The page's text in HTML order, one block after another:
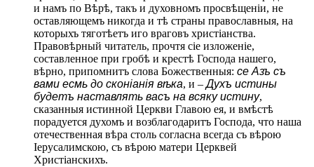
и намъ по Вѣрѣ, такъ и духовномъ просвѣщеніи, не
оставляющемъ никогда и тѣ страны православныя, на
которыхъ тяготѣетъ иго враговъ христіанства.
Правовѣрный читатель, прочтя сіе изложеніе,
составленное при гробѣ и крестѣ Господа нашего,
вѣрно, припомнитъ слова Божественныя: се Азъ съ
вами есмь до сконіанія вѣка, и –Духъ истины
будетъ наставлять васъ на всяку истину,
сказанныя истинной Церкви Главою ея, и вмѣстѣ
порадуется духомъ и возблагодаритъ Господа, что наша
отечественная вѣра столь согласна всегда съ вѣрою
Іерусалимскою, съ вѣрою матери Церквей
Христіанскихъ.